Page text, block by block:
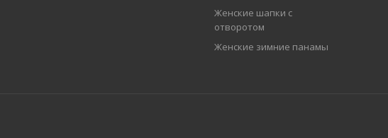
Женские шапки с
отворотом
Женские зимние панамы